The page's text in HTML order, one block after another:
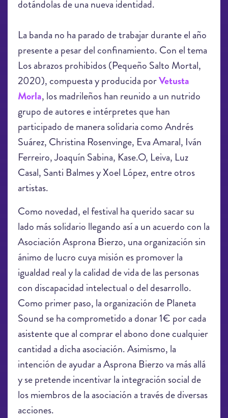
dotándolas de una nueva identidad.
La banda no ha parado de trabajar durante el año
presente a pesar del confinamiento. Con el tema
Los abrazos prohibidos (Pequeño Salto Mortal,
2020), compuesta y producida porVetusta
Morla, los madrileños han reunido a un nutrido
grupo de autores e intérpretes que han
participado de manera solidaria como Andrés
Suárez, Christina Rosenvinge, Eva Amaral, Iván
Ferreiro, Joaquín Sabina, Kase.O, Leiva, Luz
Casal, Santi Balmes y Xoel López, entre otros
artistas.
Como novedad, el festival ha querido sacar su
lado más solidario llegando así a un acuerdo con la
Asociación Asprona Bierzo, una organización sin
ánimo de lucro cuya misión es promover la
igualdad real y la calidad de vida de las personas
con discapacidad intelectual o del desarrollo.
Como primer paso, la organización de Planeta
Sound se ha comprometido a donar 1€ por cada
asistente que al comprar el abono done cualquier
cantidad a dicha asociación. Asimismo, la
intención de ayudar a Asprona Bierzo va más allá
y se pretende incentivar la integración social de
los miembros de la asociación a través de diversas
acciones.